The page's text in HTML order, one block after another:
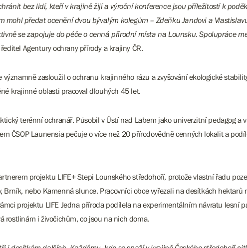
bez lidí, kteří v krajině žijí a výroční konference jsou příležitostí k
mohl předat ocenění dvou bývalým kolegům – Zdeňku Jandovi a
se zapojuje do péče o cenná přírodní místa na Lounsku. Spolupráce
Agentury ochrany přírody a krajiny ČR.
významně zasloužil o ochranu krajinného rázu a zvyšování ekologické
krajinné oblasti pracoval dlouhých 45 let.
terénní ochranář. Působil v Ústí nad Labem jako univerzitní pedagog
ČSOP Launensia pečuje o více než 20 přírodovědně cenných lokalit a
projektu LIFE+ Stepi Lounského středohoří, protože vlastní řadu
Brník, nebo Kamenná slunce. Pracovníci obce vyřezali na desítkách
projektu LIFE Jedna příroda podílela na experimentálním návratu lesní
rostlinám i živočichům, co jsou na nich doma.